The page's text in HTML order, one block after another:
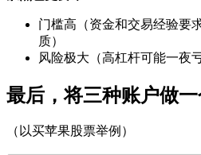
门槛高（资金和交易经验要
质）
风险极大（高杠杆可能一夜
最后，将三种账户做
（以买苹果股票举例）